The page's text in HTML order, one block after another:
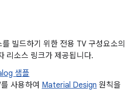
빌드하기 위한 전용 TV 구성요소의
리소스 링크가 제공됩니다.
샘플
사용하여 Material Design 원칙을